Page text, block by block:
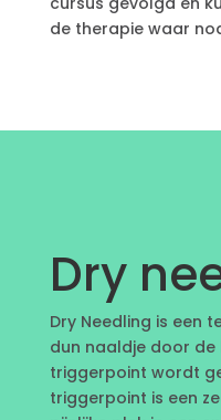
de therapie waar
Dry
Dry Needling is een
dun naaldje door de
triggerpoint wordt
triggerpoint is een